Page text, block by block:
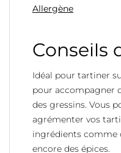
Allergène
Conseils
Idéal pour tartiner
pour accompagner
des gressins. Vous
agrémenter vos
ingrédients comme
encore des épices.